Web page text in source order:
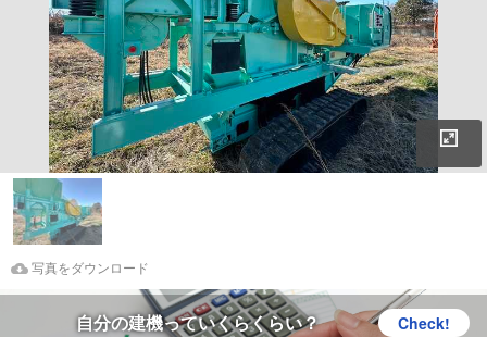
Download Images
写真をダウンロード
自分の建機っていくらくらい？ Check!